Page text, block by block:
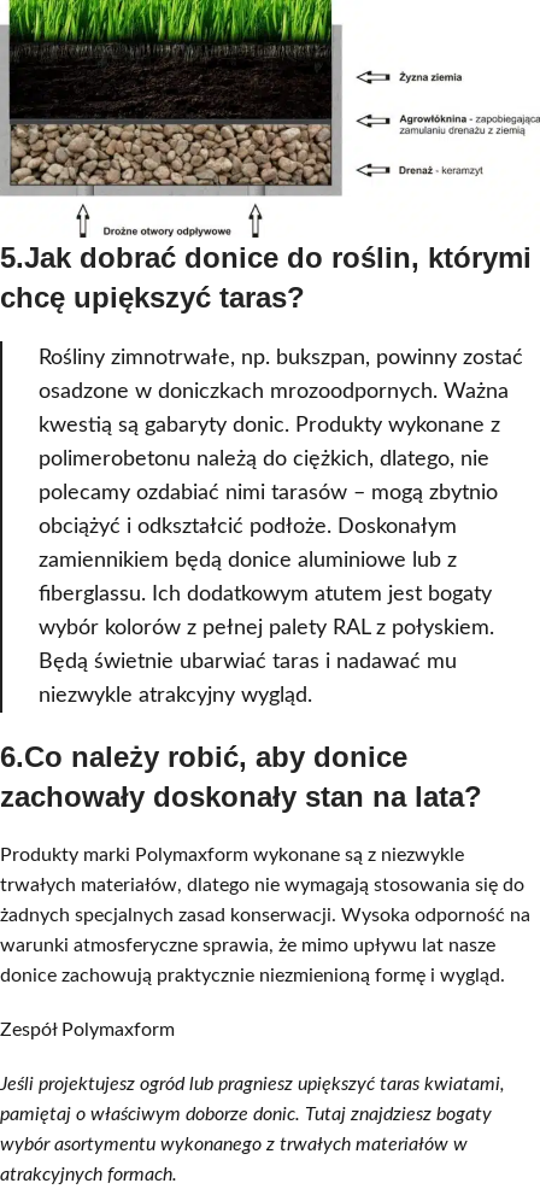
5.Jak dobrać donice do roślin, którymi
chcę upiększyć taras?
Rośliny zimnotrwałe, np. bukszpan, powinny zostać
osadzone w doniczkach mrozoodpornych. Ważna
kwestią są gabaryty donic. Produkty wykonane z
polimerobetonu należą do ciężkich, dlatego, nie
polecamy ozdabiać nimi tarasów – mogą zbytnio
obciążyć i odkształcić podłoże. Doskonałym
zamiennikiem będą donice aluminiowe lub z
fiberglassu. Ich dodatkowym atutem jest bogaty
wybór kolorów z pełnej palety RAL z połyskiem.
Będą świetnie ubarwiać taras i nadawać mu
niezwykle atrakcyjny wygląd.
6.Co należy robić, aby donice
zachowały doskonały stan na lata?
Produkty marki Polymaxform wykonane są z niezwykle
trwałych materiałów, dlatego nie wymagają stosowania się do
żadnych specjalnych zasad konserwacji. Wysoka odporność na
warunki atmosferyczne sprawia, że mimo upływu lat nasze
donice zachowują praktycznie niezmienioną formę i wygląd.
Zespół Polymaxform
Jeśli projektujesz ogród lub pragniesz upiększyć taras kwiatami,
pamiętaj o właściwym doborze donic. Tutaj znajdziesz bogaty
wybór asortymentu wykonanego z trwałych materiałów w
atrakcyjnych formach.